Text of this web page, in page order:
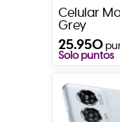
Celular
Grey
25.950
Solo puntos